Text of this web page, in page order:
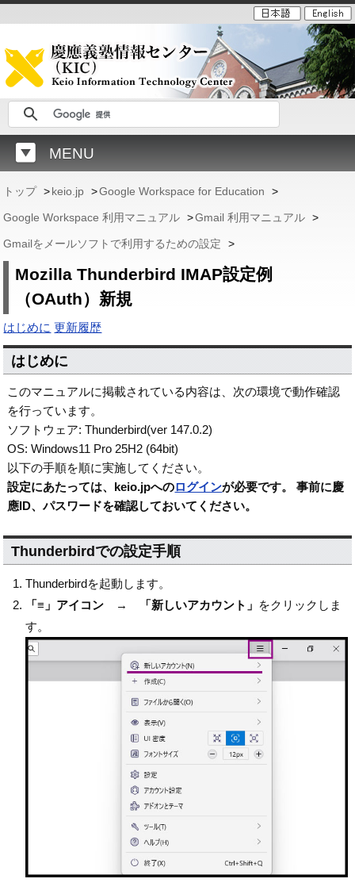
MENU
トップ >keio.jp >Google Workspace for Education >
Google Workspace 利用マニュアル >Gmail 利用マニュアル >
Gmailをメールソフトで利用するための設定 >
Mozilla Thunderbird IMAP設定例
（OAuth）新規
はじめに 更新履歴
はじめに
このマニュアルに掲載されている内容は、次の環境で動作確認
を行っています。
ソフトウェア: Thunderbird(ver 147.0.2)
OS: Windows11 Pro 25H2 (64bit)
以下の手順を順に実施してください。
設定にあたっては、keio.jpへのログインが必要です。 事前に慶
應ID、パスワードを確認しておいてください。
Thunderbirdでの設定手順
Thunderbirdを起動します。
「≡」アイコン → 「新しいアカウント」 をクリックしま
す。